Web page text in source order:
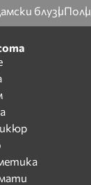
блузиПоли